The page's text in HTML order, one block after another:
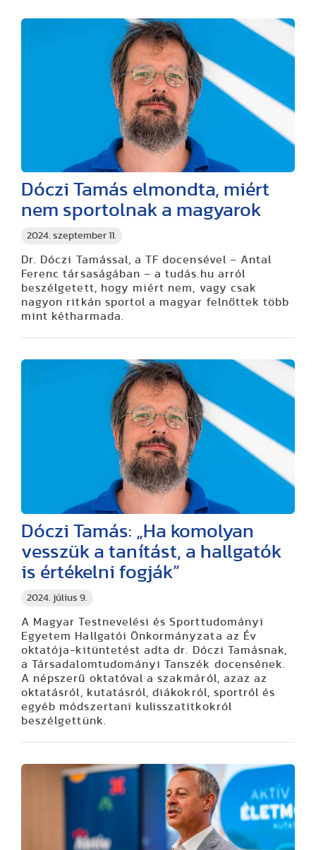
2024. szeptember 11.
Dóczi Tamás elmondta, miért
nem sportolnak a magyarok
Dr. Dóczi Tamással, a TF docensével – Antal
Ferenc társaságában – a tudás.hu arról
beszélgetett, hogy miért nem, vagy csak
nagyon ritkán sportol a magyar felnőttek több
mint kétharmada.
2024. július 9.
Dóczi Tamás: „Ha komolyan
vesszük a tanítást, a hallgatók
is értékelni fogják”
A Magyar Testnevelési és Sporttudományi
Egyetem Hallgatói Önkormányzata az Év
oktatója-kitüntetést adta dr. Dóczi Tamásnak,
a Társadalomtudományi Tanszék docensének.
A népszerű oktatóval a szakmáról, azaz az
oktatásról, kutatásról, diákokról, sportról és
egyéb módszertani kulisszatitkokról
beszélgettünk.